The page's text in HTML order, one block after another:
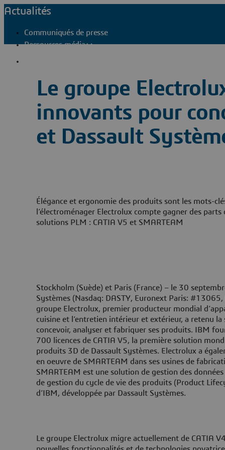
Actualités
Communiqués de presse
Ressources média
Le groupe
innovants pour
et Dassault
Élégance et ergonomie des produits sont les mots-
l’électroménager Electrolux compte gagner des
solutions PLM : CATIA V5 et SMARTEAM
Stockholm (Suède) et Paris (France) – le 30
Systèmes (Nasdaq: DASTY, Euronext Paris:
groupe Electrolux, premier producteur mondial
cuisine et l’entretien intérieur et extérieur, a retenu
concevoir, analyser et fabriquer ses produits. IBM
700 licences de CATIA V5, la première solution
produits 3D de Dassault Systèmes. Electrolux a
en oeuvre de SMARTEAM dans ses usines de
SMARTEAM est une solution de gestion des
de gestion du cycle de vie des produits (Product
d’IBM, développée par Dassault Systèmes.
Le groupe Electrolux migre actuellement de CATIA